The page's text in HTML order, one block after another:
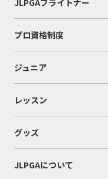
JLPGAブライトナー
プロ資格制度
ジュニア
レッスン
グッズ
JLPGAについて